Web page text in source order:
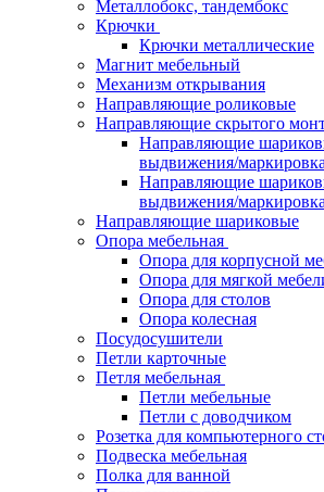
Металлобокс, тандембокс
Крючки
Крючки металлические
Магнит мебельный
Механизм открывания
Направляющие роликовые
Направляющие скрытого
Направляющие
выдвижения/
Направляющие
выдвижения/
Направляющие шариковые
Опора мебельная
Опора для корпусной
Опора для мягкой
Опора для столов
Опора колесная
Посудосушители
Петли карточные
Петля мебельная
Петли мебельные
Петли с доводчиком
Розетка для компьютерного
Подвеска мебельная
Полка для ванной